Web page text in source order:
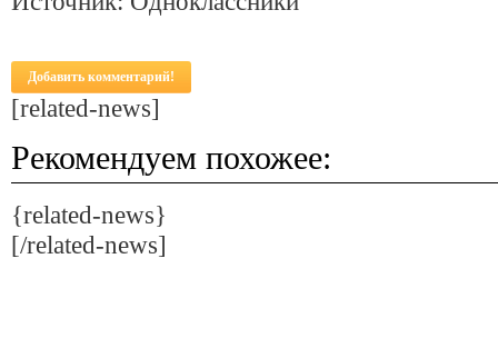
Добавить комментарий!
[related-news]
Рекомендуем похожее:
{related-news}
[/related-news]